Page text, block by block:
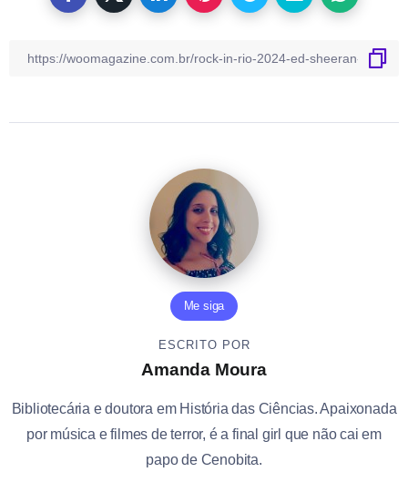
Me siga
ESCRITO POR
Amanda Moura
Bibliotecária e doutora em História das Ciências. Apaixonada
por música e filmes de terror, é a final girl que não cai em
papo de Cenobita.